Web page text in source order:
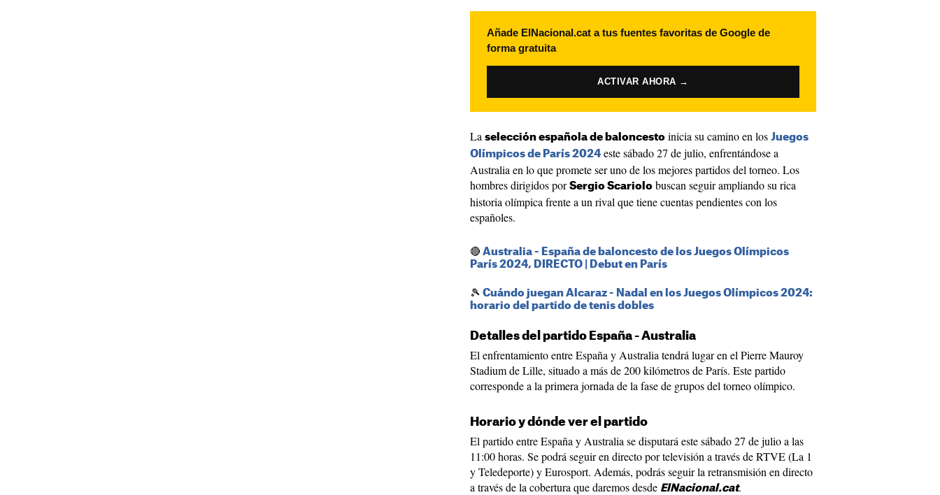
Añade ElNacional.cat a tus fuentes favoritas de Google de
forma gratuita
ACTIVAR AHORA →
La selección española de baloncesto inicia su camino en los Juegos
Olímpicos de París 2024 este sábado 27 de julio, enfrentándose a
Australia en lo que promete ser uno de los mejores partidos del torneo. Los
hombres dirigidos por Sergio Scariolo buscan seguir ampliando su rica
historia olímpica frente a un rival que tiene cuentas pendientes con los
españoles.
🔴 Australia - España de baloncesto de los Juegos Olímpicos
París 2024, DIRECTO | Debut en París
🎾 Cuándo juegan Alcaraz - Nadal en los Juegos Olímpicos 2024:
horario del partido de tenis dobles
Detalles del partido España - Australia
El enfrentamiento entre España y Australia tendrá lugar en el Pierre Mauroy
Stadium de Lille, situado a más de 200 kilómetros de París. Este partido
corresponde a la primera jornada de la fase de grupos del torneo olímpico.
Horario y dónde ver el partido
El partido entre España y Australia se disputará este sábado 27 de julio a las
11:00 horas. Se podrá seguir en directo por televisión a través de RTVE (La 1
y Teledeporte) y Eurosport. Además, podrás seguir la retransmisión en directo
a través de la cobertura que daremos desde ElNacional.cat.